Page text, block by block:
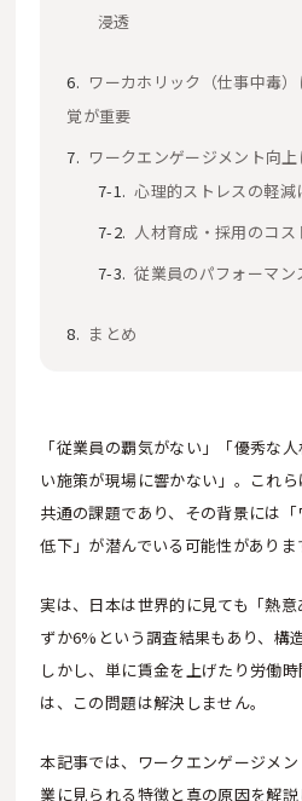
浸透
ワーカホリック（仕事中毒
覚が重要
ワークエンゲージメント向
心理的ストレスの軽減
人材育成・採用のコス
従業員のパフォーマン
まとめ
「従業員の覇気がない」「優秀な
い施策が現場に響かない」。これ
共通の課題であり、その背景には
低下」が潜んでいる可能性がありま
実は、日本は世界的に見ても「熱
ずか6%という調査結果もあり、構
しかし、単に賃金を上げたり労働
は、この問題は解決しません。
本記事では、ワークエンゲージメ
業に見られる特徴と真の原因を解